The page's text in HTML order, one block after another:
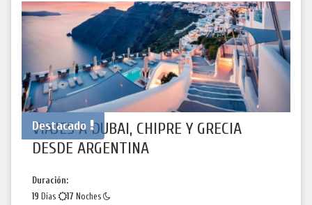
Destacado
VIAJES A DUBAI, CHIPRE Y GRECIA
DESDE ARGENTINA
Duración:
19 Días 17 Noches